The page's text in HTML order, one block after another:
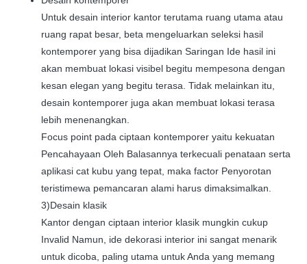
Untuk desain interior kantor terutama ruang utama atau
ruang rapat besar, beta mengeluarkan seleksi hasil
kontemporer yang bisa dijadikan Saringan Ide hasil ini
akan membuat lokasi visibel begitu mempesona dengan
kesan elegan yang begitu terasa. Tidak melainkan itu,
desain kontemporer juga akan membuat lokasi terasa
lebih menenangkan.
Focus point pada ciptaan kontemporer yaitu kekuatan
Pencahayaan Oleh Balasannya terkecuali penataan serta
aplikasi cat kubu yang tepat, maka factor Penyorotan
teristimewa pemancaran alami harus dimaksimalkan.
3)Desain klasik
Kantor dengan ciptaan interior klasik mungkin cukup
Invalid Namun, ide dekorasi interior ini sangat menarik
untuk dicoba, paling utama untuk Anda yang memang